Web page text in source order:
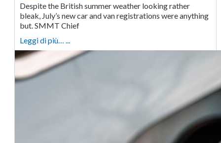
Despite the British summer weather looking rather
bleak, July’s new car and van registrations were anything
but. SMMT Chief
Leggi di più… ...